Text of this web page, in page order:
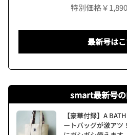
特別価格￥1,890
最新号は
smart最新号の
【豪華付録】A
ートバッグが激アツ